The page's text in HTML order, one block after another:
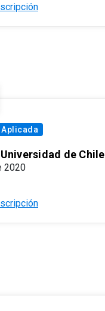
de Chile
2020